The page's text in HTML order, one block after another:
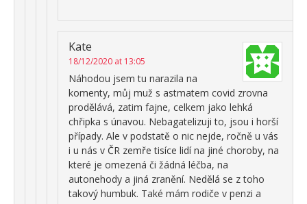
Kate
18/12/2020 at 13:05
Náhodou jsem tu narazila na
komenty, můj muž s astmatem covid zrovna
prodělává, zatim fajne, celkem jako lehká
chřipka s únavou. Nebagatelizuji to, jsou i horší
případy. Ale v podstatě o nic nejde, ročně u vás
i u nás v ČR zemře tisíce lidí na jiné choroby, na
které je omezená či žádná léčba, na
autonehody a jiná zranění. Nedělá se z toho
takový humbuk. Také mám rodiče v penzi a